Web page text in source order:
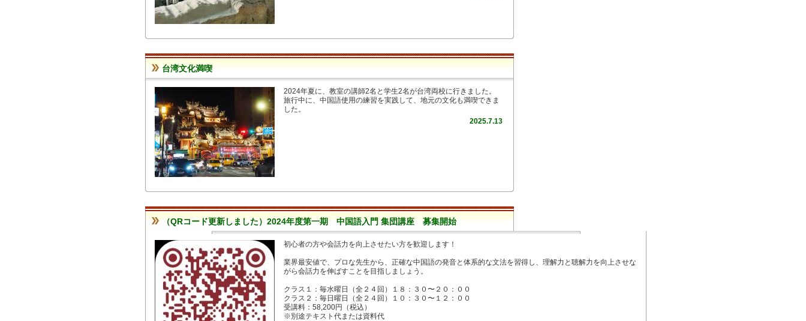
台湾文化満喫
2024年夏に、教室の講師2名と学生2名が台湾両校に行きました。
旅行中に、中国語使用の練習を実践して、地元の文化も満喫できま
した。
2025.7.13
（QRコード更新しました）2024年度第一期 中国語入門 集団講座 募集開始
初心者の方や会話力を向上させたい方を歓迎します！
業界最安値で、プロな先生から、正確な中国語の発音と体系的な文法を習得し、理解力と聴解力を向上させな
がら会話力を伸ばすことを目指しましょう。
クラス１：毎水曜日（全２４回）１８：３０〜２０：００
クラス２：毎日曜日（全２４回）１０：３０〜１２：００
受講料：58,200円（税込）
※別途テキスト代または資料代